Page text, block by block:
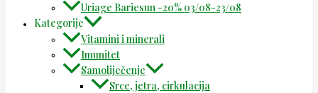
Uriage Bariesun -20% 03/08-23/08
Kategorije
Vitamini i minerali
Imunitet
Samoliječenje
Srce, jetra, cirkulacija